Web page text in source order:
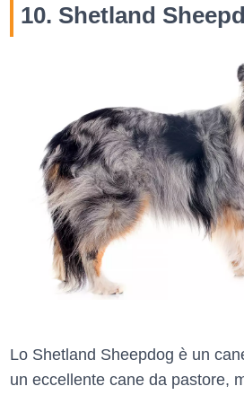
10. Shetland
Lo Shetland Sheepdog è un
un eccellente cane da pastore,